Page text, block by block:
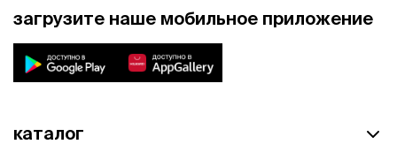
загрузите наше мобильное приложение
каталог